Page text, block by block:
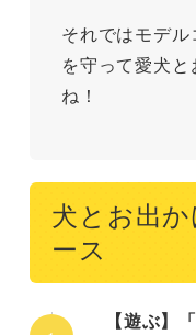
それではモデ
を守って愛犬
ね！
犬とお出
ース
【遊ぶ】